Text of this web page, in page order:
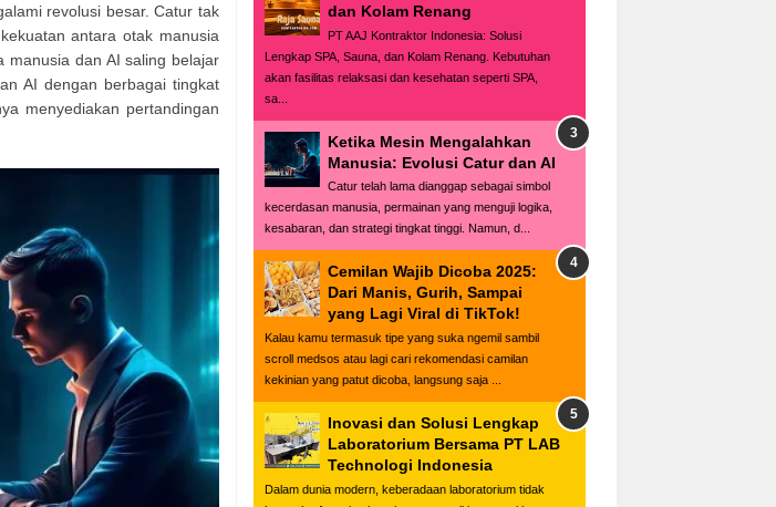
revolusi besar. Catur tak
antara otak manusia
manusia dan AI saling belajar
AI dengan berbagai tingkat
menyediakan pertandingan
dan Kolam Renang
PT AAJ Kontraktor Indonesia: Solusi
Lengkap SPA, Sauna, dan Kolam Renang. Kebutuhan
akan fasilitas relaksasi dan kesehatan seperti SPA,
sa...
Ketika Mesin Mengalahkan
Manusia: Evolusi Catur dan AI
Catur telah lama dianggap sebagai simbol
kecerdasan manusia, permainan yang menguji logika,
kesabaran, dan strategi tingkat tinggi. Namun, d...
Cemilan Wajib Dicoba 2025:
Dari Manis, Gurih, Sampai
yang Lagi Viral di TikTok!
Kalau kamu termasuk tipe yang suka ngemil sambil
scroll medsos atau lagi cari rekomendasi camilan
kekinian yang patut dicoba, langsung saja ...
Inovasi dan Solusi Lengkap
Laboratorium Bersama PT LAB
Technologi Indonesia
Dalam dunia modern, keberadaan laboratorium tidak